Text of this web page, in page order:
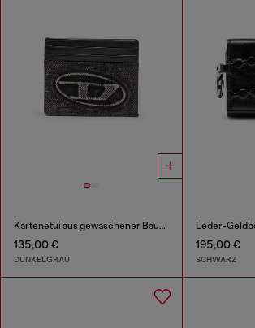
Kartenetui aus gewaschener Baumwolle und Leder
135,00 €
DUNKELGRAU
195,00 €
SCHWARZ